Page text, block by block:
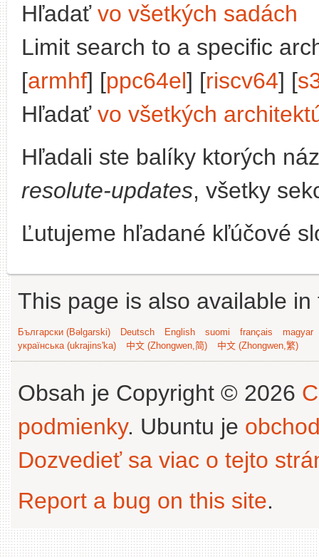
Hľadať vo všetkých sadách
Limit search to a specific
[armhf] [ppc64el] [riscv64] [
Hľadať vo všetkých
Hľadali ste balíky ktorých
resolute-updates, všetky
Ľutujeme hľadané kľúčové
This page is also available
Български (Bəlgarski) Deutsch English suomi français
magyar
українська (ukrajins'ka)
中文 (Zhongwen,简) 中文 (Zhongwen,繁)
Obsah je Copyright © 2026
podmienky. Ubuntu je
Dozvedieť sa viac o tejto
Report a bug on this site.